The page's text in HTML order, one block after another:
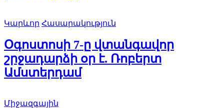
Կարևոր Հասարակություն
Օգոստոսի 7-ը վտանգավոր
շրջադարձի օր է. Ռոբերտ
Ամստերդամ
Միջազգային